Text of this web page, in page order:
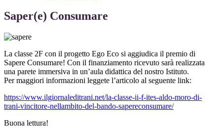
Saper(e) Consumare
La classe 2F con il progetto Ego Eco si aggiudica il premio di
Sapere Consumare! Con il finanziamento ricevuto sarà realizzata
una parete immersiva in un’aula didattica del nostro Istituto.
Per maggiori informazioni leggete l’articolo al seguente link:
https://www.ilgiornaleditrani.net/la-classe-ii-f-ites-aldo-moro-di-
trani-vincitore-nellambito-del-bando-sapereconsumare/
Buona lettura!